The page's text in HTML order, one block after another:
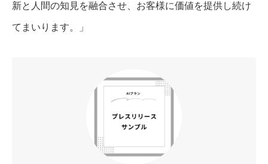
新と人間の知見を融合させ、お客様に価値を提供し続け
てまいります。」